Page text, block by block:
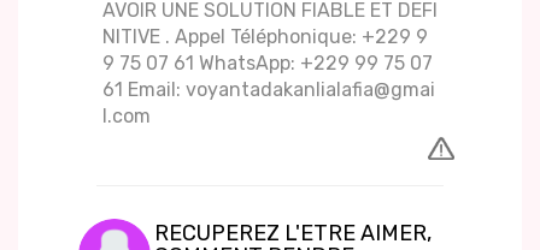
AVOIR UNE SOLUTION FIABLE ET DEFI
NITIVE . Appel Téléphonique: +229 9
9 75 07 61 WhatsApp: +229 99 75 07
61 Email: voyantadakanlialafia@gmai
l.com
RECUPEREZ L'ETRE AIMER,